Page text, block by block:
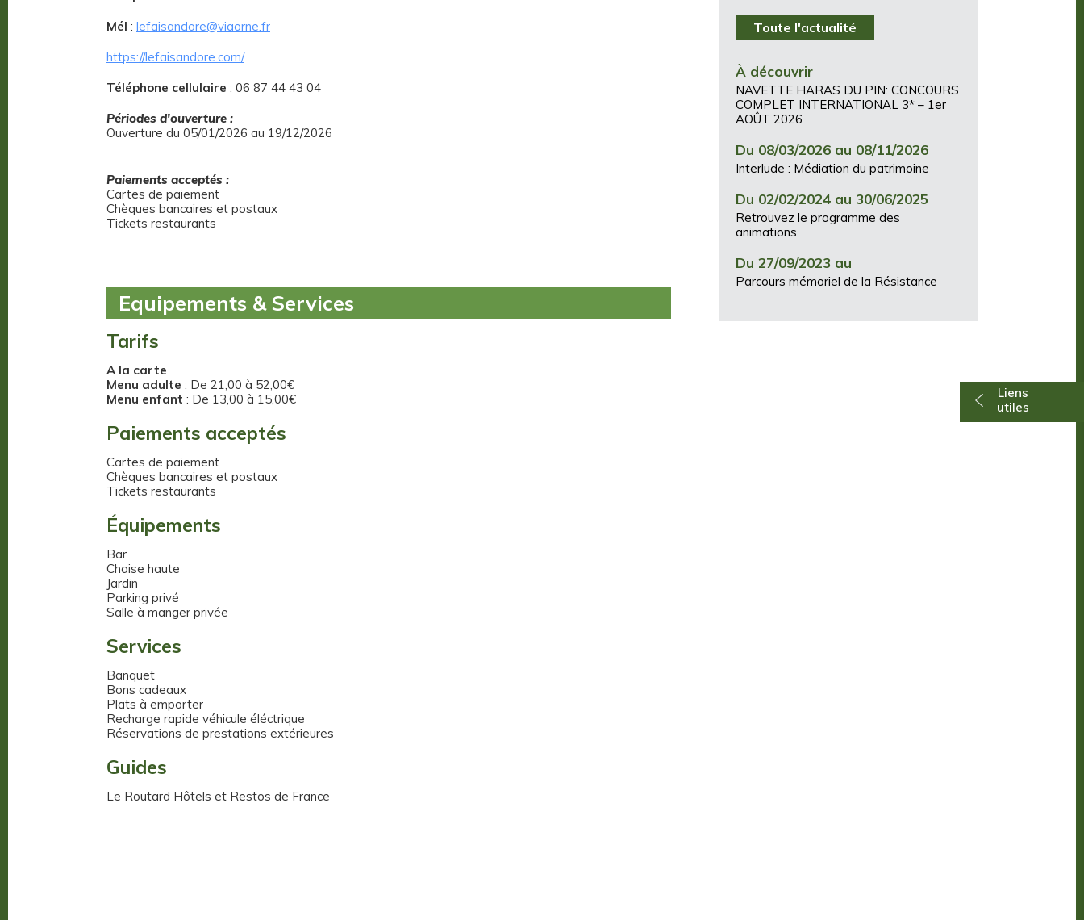
Liens
utiles
Mél : lefaisandore@viaorne.fr
https://lefaisandore.com/
Téléphone cellulaire : 06 87 44 43 04
Périodes d'ouverture :
Ouverture du 05/01/2026 au 19/12/2026
Paiements acceptés :
Cartes de paiement
Chèques bancaires et postaux
Tickets restaurants
Equipements & Services
Tarifs
A la carte
Menu adulte : De 21,00 à 52,00€
Menu enfant : De 13,00 à 15,00€
Paiements acceptés
Cartes de paiement
Chèques bancaires et postaux
Tickets restaurants
Équipements
Bar
Chaise haute
Jardin
Parking privé
Salle à manger privée
Services
Banquet
Bons cadeaux
Plats à emporter
Recharge rapide véhicule éléctrique
Réservations de prestations extérieures
Guides
Le Routard Hôtels et Restos de France
Toute l'actualité
À découvrir
NAVETTE HARAS DU PIN: CONCOURS
COMPLET INTERNATIONAL 3* – 1er
AOÛT 2026
Du 08/03/2026 au 08/11/2026
Interlude : Médiation du patrimoine
Du 02/02/2024 au 30/06/2025
Retrouvez le programme des
animations
Du 27/09/2023 au
Parcours mémoriel de la Résistance